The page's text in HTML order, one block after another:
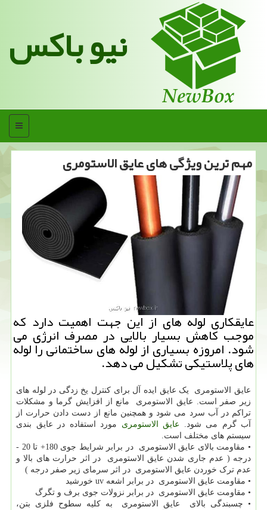
نیو باکس
منو
مهم ترین ویژگی های عایق الاستومری
عایقكاری لوله های از این جهت اهمیت دارد كه
موجب كاهش بسیار بالایی در مصرف انرژی می
شود. امروزه بسیاری از لوله های ساختمانی را لوله
های پلاستیكی تشكیل می دهد.
عایق الاستومری یک عایق ایده آل برای کنترل یخ زدگی در لوله های
زیر صفر است. عایق الاستومری مانع از افزایش گرما و مشکلات
تراکم در آب سرد می شود و همچنین مانع از دست دادن حرارت از
آب گرم می شود. عایق الاستومری مورد استفاده در عایق بندی
سیستم های مختلف است.
• مقاومت بالای عایق الاستومری در برابر شرایط جوی 180+ تا 20 -
درجه ( عدم جاری شدن عایق الاستومری در اثر حرارت های بالا و
عدم ترک خوردن عایق الاستومری در اثر سرمای زیر صفر درجه )
• مقاومت عایق الاستومری در برابر اشعه uv خورشید
• مقاومت عایق الاستومری در برابر نزولات جوی برف و تگرگ
• چسبندگی بالای عایق الاستومری به کلیه سطوح فلزی بتن،